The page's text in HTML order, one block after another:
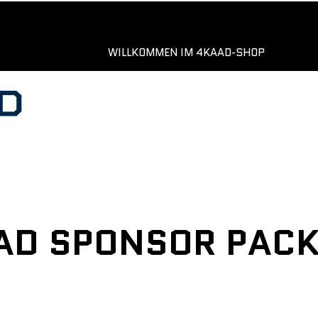
WILLKOMMEN IM 4KAAD-SHOP
SPONSOR